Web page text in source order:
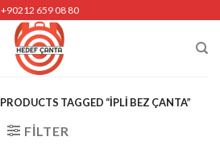
+90212 659 08 80
PRODUCTS TAGGED “IPLI BEZ ÇANTA”
FILTER